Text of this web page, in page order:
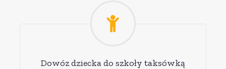
Dowóz dziecka do szkoły taksówką